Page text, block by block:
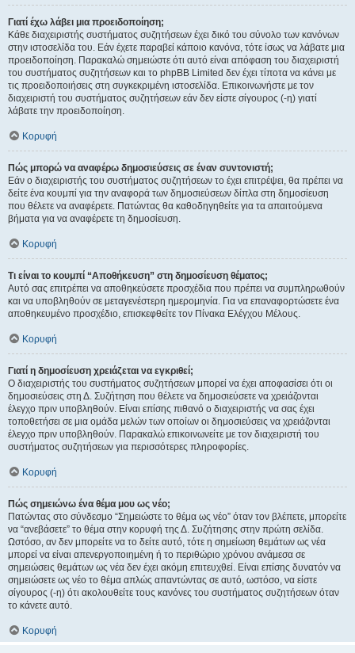
Γιατί έχω λάβει μια προειδοποίηση;
Κάθε διαχειριστής συστήματος συζητήσεων έχει δικό του σύνολο των κανόνων
στην ιστοσελίδα του. Εάν έχετε παραβεί κάποιο κανόνα, τότε ίσως να λάβατε μια
προειδοποίηση. Παρακαλώ σημειώστε ότι αυτό είναι απόφαση του διαχειριστή
του συστήματος συζητήσεων και το phpBB Limited δεν έχει τίποτα να κάνει με
τις προειδοποιήσεις στη συγκεκριμένη ιστοσελίδα. Επικοινωνήστε με τον
διαχειριστή του συστήματος συζητήσεων εάν δεν είστε σίγουρος (-η) γιατί
λάβατε την προειδοποίηση.
Κορυφή
Πώς μπορώ να αναφέρω δημοσιεύσεις σε έναν συντονιστή;
Εάν ο διαχειριστής του συστήματος συζητήσεων το έχει επιτρέψει, θα πρέπει να
δείτε ένα κουμπί για την αναφορά των δημοσιεύσεων δίπλα στη δημοσίευση
που θέλετε να αναφέρετε. Πατώντας θα καθοδηγηθείτε για τα απαιτούμενα
βήματα για να αναφέρετε τη δημοσίευση.
Κορυφή
Τι είναι το κουμπί “Αποθήκευση” στη δημοσίευση θέματος;
Αυτό σας επιτρέπει να αποθηκεύσετε προσχέδια που πρέπει να συμπληρωθούν
και να υποβληθούν σε μεταγενέστερη ημερομηνία. Για να επαναφορτώσετε ένα
αποθηκευμένο προσχέδιο, επισκεφθείτε τον Πίνακα Ελέγχου Μέλους.
Κορυφή
Γιατί η δημοσίευση χρειάζεται να εγκριθεί;
Ο διαχειριστής του συστήματος συζητήσεων μπορεί να έχει αποφασίσει ότι οι
δημοσιεύσεις στη Δ. Συζήτηση που θέλετε να δημοσιεύσετε να χρειάζονται
έλεγχο πριν υποβληθούν. Είναι επίσης πιθανό ο διαχειριστής να σας έχει
τοποθετήσει σε μια ομάδα μελών των οποίων οι δημοσιεύσεις να χρειάζονται
έλεγχο πριν υποβληθούν. Παρακαλώ επικοινωνείτε με τον διαχειριστή του
συστήματος συζητήσεων για περισσότερες πληροφορίες.
Κορυφή
Πώς σημειώνω ένα θέμα μου ως νέο;
Πατώντας στο σύνδεσμο “Σημειώστε το θέμα ως νέο” όταν τον βλέπετε, μπορείτε
να “ανεβάσετε” το θέμα στην κορυφή της Δ. Συζήτησης στην πρώτη σελίδα.
Ωστόσο, αν δεν μπορείτε να το δείτε αυτό, τότε η σημείωση θεμάτων ως νέα
μπορεί να είναι απενεργοποιημένη ή το περιθώριο χρόνου ανάμεσα σε
σημειώσεις θεμάτων ως νέα δεν έχει ακόμη επιτευχθεί. Είναι επίσης δυνατόν να
σημειώσετε ως νέο το θέμα απλώς απαντώντας σε αυτό, ωστόσο, να είστε
σίγουρος (-η) ότι ακολουθείτε τους κανόνες του συστήματος συζητήσεων όταν
το κάνετε αυτό.
Κορυφή